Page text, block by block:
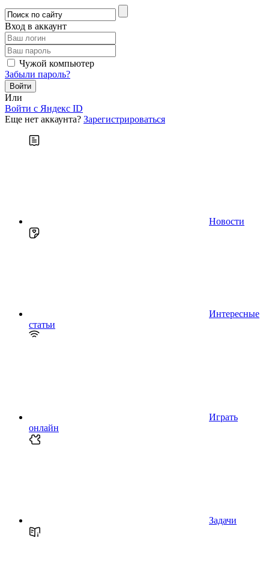
Вход в аккаунт
Чужой компьютер
Забыли пароль?
Или
Войти c Яндекс ID
Еще нет аккаунта? Зарегистрироваться
Новости
Интересные
статьи
Играть
онлайн
Задачи